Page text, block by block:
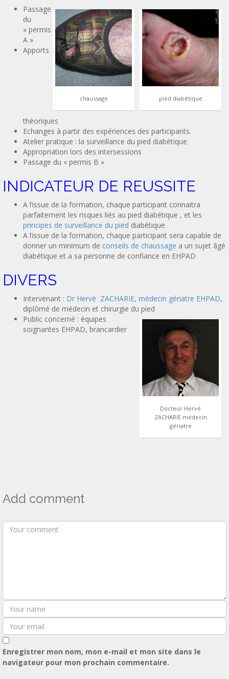
pied diabétique
chaussage
Passage
du
« permis
A »
Apports
théoriques
Echanges à partir des expériences des participants.
Atelier pratique : la surveillance du pied diabétique
Appropriation lors des intersessions
Passage du « permis B »
INDICATEUR DE REUSSITE
A l’issue de la formation, chaque participant connaitra
parfaitement les risques liés au pied diabétique , et les
principes de surveillance du pied diabétique
A l’issue de la formation, chaque participant sera capable de
donner un minimum de conseils de chaussage a un sujet âgé
diabétique et a sa personne de confiance en EHPAD
DIVERS
Intervenant : Dr Hervé ZACHARIE, médecin gériatre EHPAD,
diplômé de médecin et chirurgie du pied
Docteur Hervé
ZACHARIE médecin
gériatre
Public concerné : équipes
soignantes EHPAD, brancardier
Add comment
Enregistrer mon nom, mon e-mail et mon site dans le
navigateur pour mon prochain commentaire.